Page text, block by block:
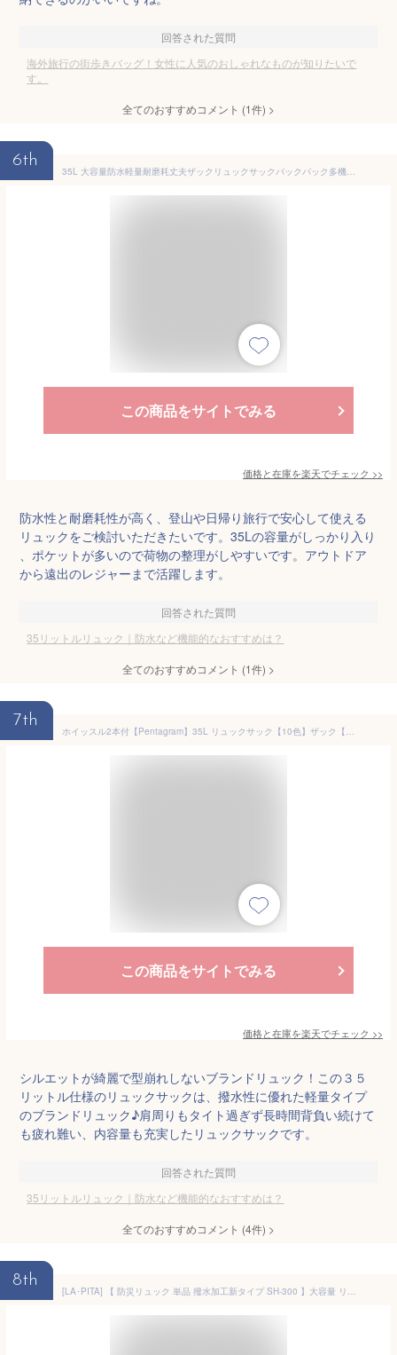
回答された質問
海外旅行の街歩きバッグ！女性に人気のおしゃれなものが知りたいで
す。
全てのおすすめコメント (1件) >
6th
35L 大容量防水軽量耐磨耗丈夫ザックリュックサックバックパック多機能アウトドアパックハイキングデイパック登山バッグ山登り日帰り旅行遠出レジャー対応収納ポケット多数背負い心地良好耐久性抜群汎用アウトドアリュック
この商品をサイトでみる
価格と在庫を楽天でチェック >>
防水性と耐磨耗性が高く、登山や日帰り旅行で安心して使える
リュックをご検討いただきたいです。35Lの容量がしっかり入り
、ポケットが多いので荷物の整理がしやすいです。アウトドア
から遠出のレジャーまで活躍します。
回答された質問
35リットルリュック｜防水など機能的なおすすめは？
全てのおすすめコメント (1件) >
7th
ホイッスル2本付【Pentagram】35L リュックサック【10色】ザック【バックパック/デイパック】【自転車/バイク】【登山/ハイキング/サイクリング/トレーニング】【大型/軽量/撥水/防水/マルチ】【スポーツバッグ/マウンテンリュック】【メンズ/レディース】
この商品をサイトでみる
価格と在庫を楽天でチェック >>
シルエットが綺麗で型崩れしないブランドリュック！この３５
リットル仕様のリュックサックは、撥水性に優れた軽量タイプ
のブランドリュック♪肩周りもタイト過ぎず長時間背負い続けて
も疲れ難い、内容量も充実したリュックサックです。
回答された質問
35リットルリュック｜防水など機能的なおすすめは？
全てのおすすめコメント (4件) >
8th
[LA･PITA] 【 防災リュック 単品 撥水加工新タイプ SH-300 】大容量 リュックサック SHELTER 防災グッズ 防災セット 防災用品 避難グッズ レジャー アウトドア メンズ レディース 撥水 (オレンジ)